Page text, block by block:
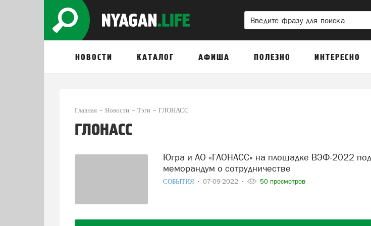
НОВОСТИ КАТАЛОГ АФИША ПОЛЕЗНО ИНТЕРЕСНО
Главная Новости Тэги ГЛОНАСС
ГЛОНАСС
Югра и АО «ГЛОНАСС» на площадке ВЭФ-2022 подписали
меморандум о сотрудничестве
СОБЫТИЯ 07-09-2022 50 просмотров